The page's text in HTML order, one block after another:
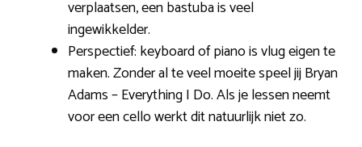
verplaatsen, een bastuba is veel
ingewikkelder.
Perspectief: keyboard of piano is vlug eigen te
maken. Zonder al te veel moeite speel jij Bryan
Adams – Everything I Do. Als je lessen neemt
voor een cello werkt dit natuurlijk niet zo.